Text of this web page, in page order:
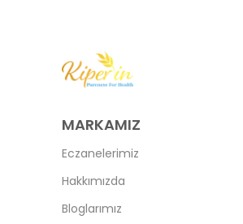
MARKAMIZ
Eczanelerimiz
Hakkımızda
Bloglarımız